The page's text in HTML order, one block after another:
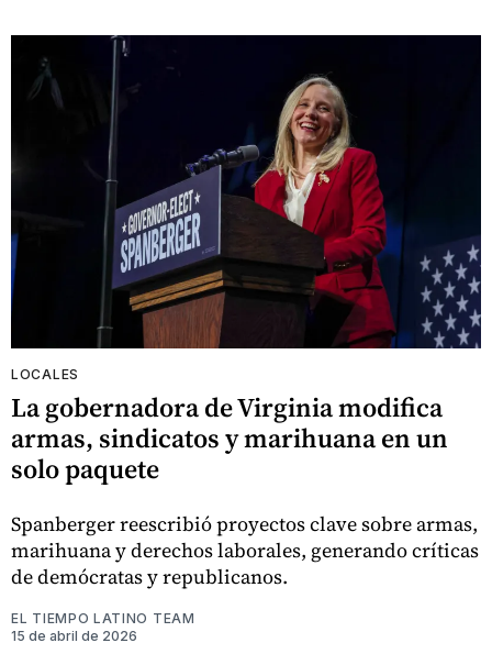
LOCALES
La gobernadora de Virginia modifica
armas, sindicatos y marihuana en un
solo paquete
Spanberger reescribió proyectos clave sobre armas,
marihuana y derechos laborales, generando críticas
de demócratas y republicanos.
EL TIEMPO LATINO TEAM
15 de abril de 2026